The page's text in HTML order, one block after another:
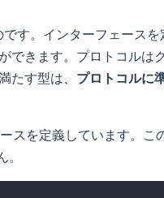
す。インターフェースを
できます。プロトコルは
たす型は、 プロトコルに
スを定義しています。こ